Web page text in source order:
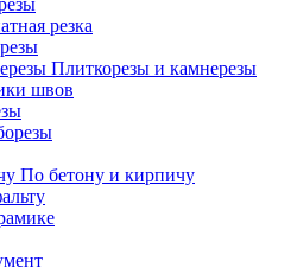
резка
Плиткорезы и камнерезы
швов
По бетону и кирпичу